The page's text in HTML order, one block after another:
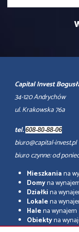
Capital Invest
34-120 Andrychów
ul. Krakowska 76a
tel. 608-80-88-06
biuro@capital-invest.pl
biuro czynne: od
Mieszkaniana
Domyna
Działkina
Lokalena
Halena wynajem
Obiektyna